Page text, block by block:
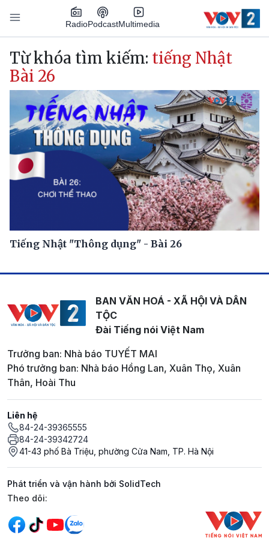
Nhảy đến nội dung
RadioPodcastMultimedia
Main navigation
Từ khóa tìm kiếm: tiếng Nhật
Bài 26
Tiếng Nhật "Thông dụng" - Bài 26
BAN VĂN HOÁ - XÃ HỘI VÀ DÂN
TỘC
Đài Tiếng nói Việt Nam
Trưởng ban: Nhà báo TUYẾT MAI
Phó trưởng ban: Nhà báo Hồng Lan, Xuân Thọ, Xuân
Thân, Hoài Thu
Liên hệ
84-24-39365555
84-24-39342724
41-43 phố Bà Triệu, phường Cửa Nam, TP. Hà Nội
Phát triển và vận hành bởi SolidTech
Mạng xã hội
Theo dõi: